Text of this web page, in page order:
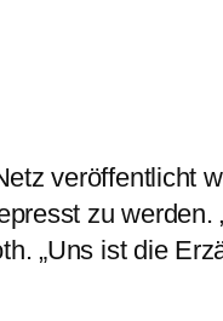
veröffentlicht
zu
„Uns ist die